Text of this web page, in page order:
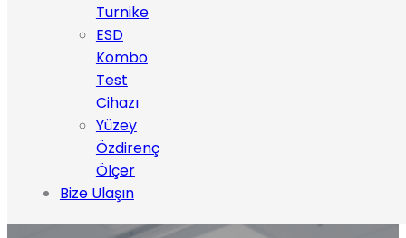
Turnike
ESD
Kombo
Test
Cihazı
Yüzey
Özdirenç
Ölçer
Bize Ulaşın